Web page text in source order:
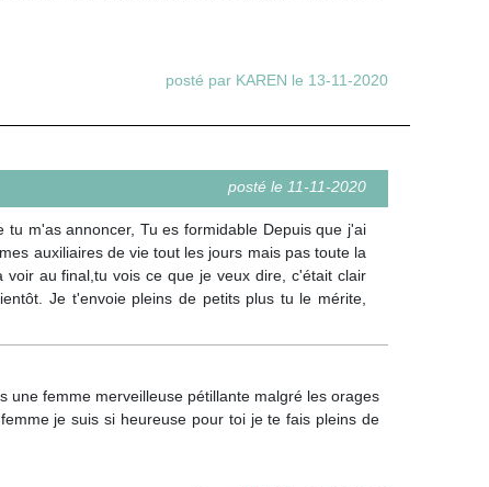
posté par KAREN le 13-11-2020
posté le 11-11-2020
m'as annoncer, Tu es formidable Depuis que j'ai
auxiliaires de vie tout les jours mais pas toute la
au final,tu vois ce que je veux dire, c'était clair
Je t'envoie pleins de petits plus tu le mérite,
femme merveilleuse pétillante malgré les orages
je suis si heureuse pour toi je te fais pleins de